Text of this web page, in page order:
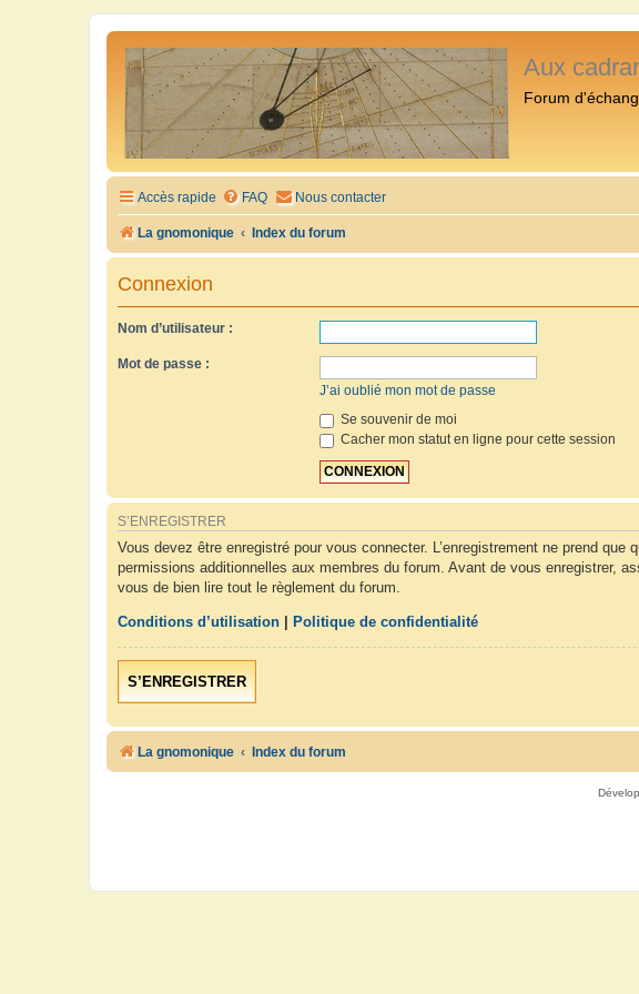
Aux
Forum
Accès rapide FAQ Nous contacter
La gnomonique Index du forum
Connexion
Nom d’utilisateur :
Mot de passe :
J’ai oublié mon mot de passe
Se souvenir de moi
Cacher mon statut en ligne pour cette session
S’ENREGISTRER
Vous devez être enregistré pour vous connecter. L’enregistrement ne prend
permissions additionnelles aux membres du forum. Avant de vous enregistrer,
vous de bien lire tout le règlement du forum.
Conditions d’utilisation Politique de confidentialité
S’ENREGISTRER
La gnomonique Index du forum